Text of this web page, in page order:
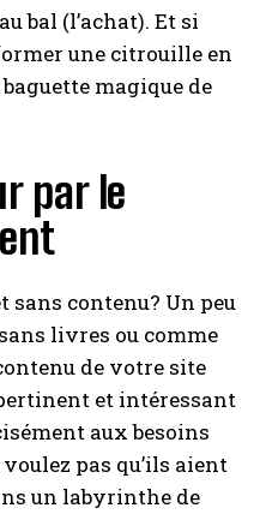
bal (l’achat). Et si
une citrouille en
magique de
par le
sans contenu? Un peu
livres ou comme
de votre site
et intéressant
aux besoins
pas qu’ils aient
un labyrinthe de